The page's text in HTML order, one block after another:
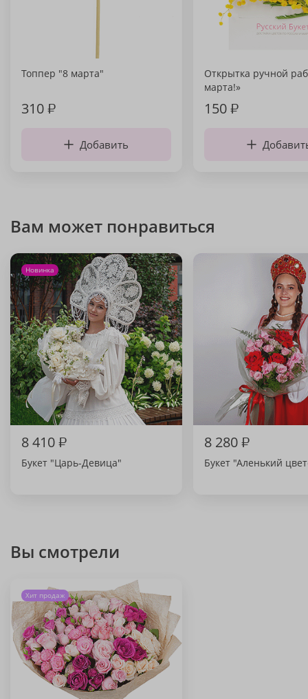
Топпер "8 марта"
310₽
Добавить
Открытка ручной
марта!»
150₽
Вам может понравиться
Новинка
8 410₽
Букет "Царь-Девица"
8 280₽
Букет "Аленький
Вы смотрели
Хит продаж